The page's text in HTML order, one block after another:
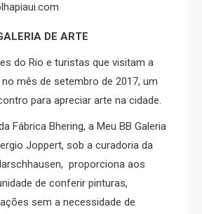
DE ARTE
do Rio e turistas que visitam a
mês de setembro de 2017, um
para apreciar arte na cidade.
Fábrica Bhering, a Meu BB Galeria
Joppert, sob a curadoria da
proporciona aos
de conferir pinturas,
sem a necessidade de